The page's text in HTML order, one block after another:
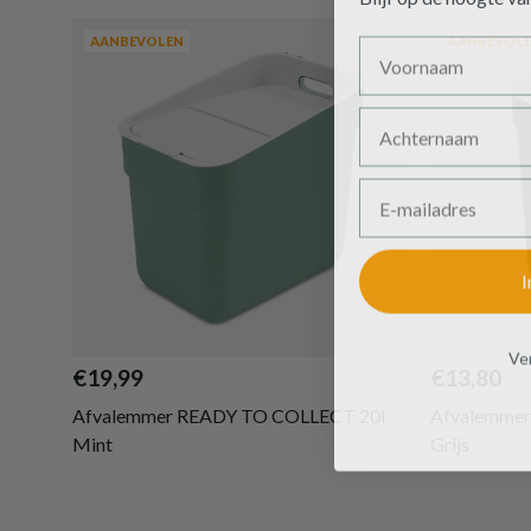
AANBEVOLEN
€19,99
Afvalemmer READY TO COLLECT 20l
Mint
Voornaam
Achternaam
E-mailadres